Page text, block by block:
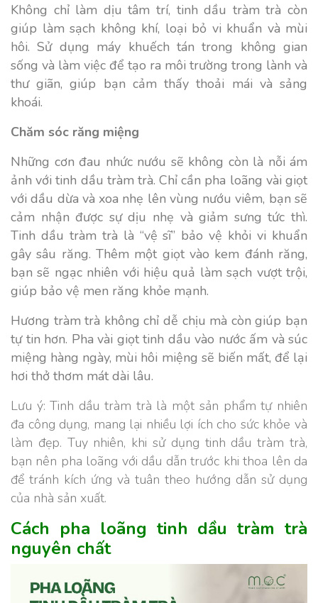
Không chỉ làm dịu tâm trí, tinh dầu tràm trà còn
giúp làm sạch không khí, loại bỏ vi khuẩn và mùi
hôi. Sử dụng máy khuếch tán trong không gian
sống và làm việc để tạo ra môi trường trong lành và
thư giãn, giúp bạn cảm thấy thoải mái và sảng
khoái.
Chăm sóc răng miệng
Những cơn đau nhức nướu sẽ không còn là nỗi ám
ảnh với tinh dầu tràm trà. Chỉ cần pha loãng vài giọt
với dầu dừa và xoa nhẹ lên vùng nướu viêm, bạn sẽ
cảm nhận được sự dịu nhẹ và giảm sưng tức thì.
Tinh dầu tràm trà là “vệ sĩ” bảo vệ khỏi vi khuẩn
gây sâu răng. Thêm một giọt vào kem đánh răng,
bạn sẽ ngạc nhiên với hiệu quả làm sạch vượt trội,
giúp bảo vệ men răng khỏe mạnh.
Hương tràm trà không chỉ dễ chịu mà còn giúp bạn
tự tin hơn. Pha vài giọt tinh dầu vào nước ấm và súc
miệng hàng ngày, mùi hôi miệng sẽ biến mất, để lại
hơi thở thơm mát dài lâu.
Lưu ý: Tinh dầu tràm trà là một sản phẩm tự nhiên
đa công dụng, mang lại nhiều lợi ích cho sức khỏe và
làm đẹp. Tuy nhiên, khi sử dụng tinh dầu tràm trà,
bạn nên pha loãng với dầu dẫn trước khi thoa lên da
để tránh kích ứng và tuân theo hướng dẫn sử dụng
của nhà sản xuất.
Cách pha loãng tinh dầu tràm trà
nguyên chất